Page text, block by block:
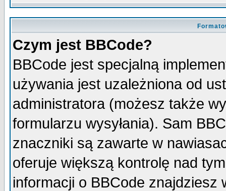
Czym jest BBCode?
BBCode jest specjalną
używania jest uzależniona od
administratora (możesz także
formularzu wysyłania). Sam
znaczniki są zawarte w
oferuje większą kontrolę nad
informacji o BBCode